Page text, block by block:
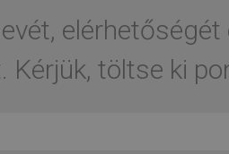
Kérjük, töltse ki